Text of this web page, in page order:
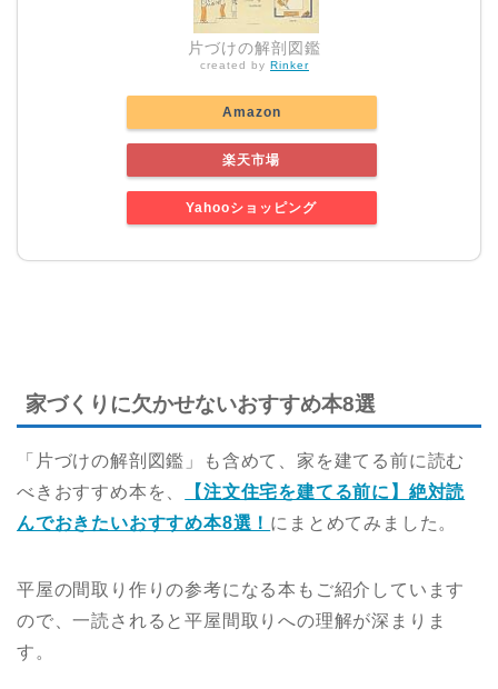
片づけの解剖図鑑
created by Rinker
Amazon
楽天市場
Yahooショッピング
家づくりに欠かせないおすすめ本8選
「片づけの解剖図鑑」も含めて、家を建てる前に読む
べきおすすめ本を、
【注文住宅を建てる前に】絶対読
んでおきたいおすすめ本8選！ にまとめてみました。
平屋の間取り作りの参考になる本もご紹介しています
ので、一読されると平屋間取りへの理解が深まりま
す。